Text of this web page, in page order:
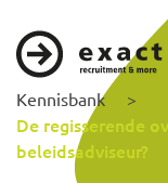
Kennisbank >
De regisserende
beleidsadviseur?